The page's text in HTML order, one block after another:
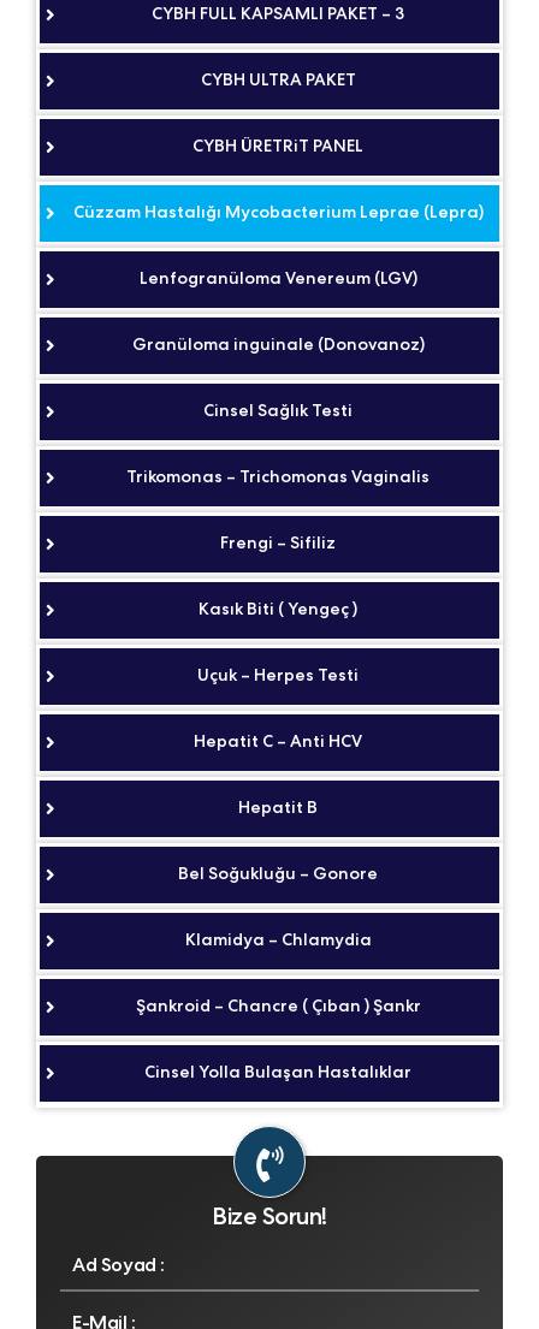
CYBH FULL KAPSAMLI PAKET – 3
CYBH ULTRA PAKET
CYBH ÜRETRiT PANEL
Cüzzam Hastalığı Mycobacterium Leprae (Lepra)
Lenfogranüloma Venereum (LGV)
Granüloma inguinale (Donovanoz)
Cinsel Sağlık Testi
Trikomonas – Trichomonas Vaginalis
Frengi – Sifiliz
Kasık Biti ( Yengeç )
Uçuk – Herpes Testi
Hepatit C – Anti HCV
Hepatit B
Bel Soğukluğu – Gonore
Klamidya – Chlamydia
Şankroid – Chancre ( Çıban ) Şankr
Cinsel Yolla Bulaşan Hastalıklar
Bize Sorun!